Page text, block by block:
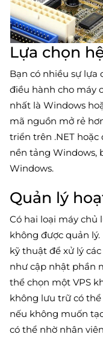
Lựa chọn
Bạn có nhiều sự
điều hành cho máy
nhất là Windows
mã nguồn mở rẻ
triển trên .NET
nền tảng Windows,
Windows.
Quản lý
Có hai loại máy chủ
không được quản
kỹ thuật để xử lý
như cập nhật phần
thể chọn một VPS
không lưu trữ có
nếu không muốn
có thể nhờ nhân